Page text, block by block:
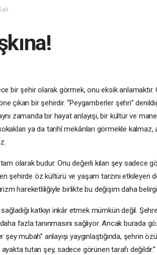
bir şehir olarak görmek, onu eksik anlamaktır.
çıkan bir şehirdir. “Peygamberler şehri”
zamanda bir hayat anlayışı, bir kültür ve
ya da tarihî mekânları görmekle kalmaz,
tam olarak budur. Onu değerli kılan şey sadece
şehirde öz kültürü ve yaşam tarzını
hareketliliğiyle birlikte bu değişim daha
katkıyı inkâr etmek mümkün değil.
daha fazla tanınmasını sağlıyor. Ancak burada
şey mubah” anlayışı yaygınlaştığında, şehrin
tutan şey, sadece görünen tarafı